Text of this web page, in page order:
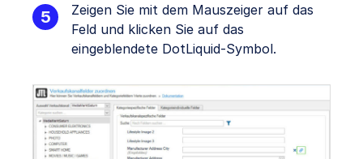
Zeigen Sie mit dem Mauszeiger auf das
Feld und klicken Sie auf das
eingeblendete DotLiquid-Symbol.